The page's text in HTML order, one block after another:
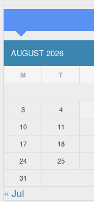
AUGUST 2026
M T
3
4
10
11
17
18
24
25
31
« Jul